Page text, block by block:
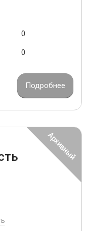
0
0
Подробнее